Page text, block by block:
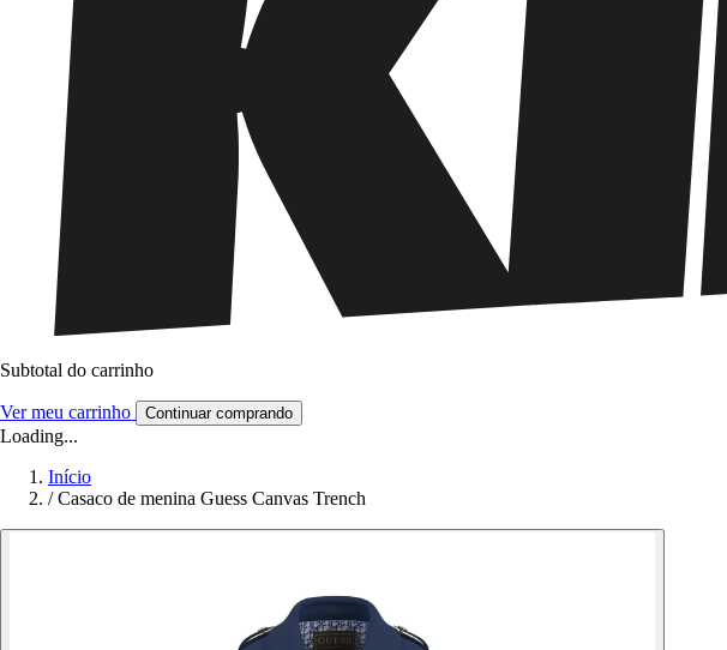
Subtotal do carrinho
Ver meu carrinho Continuar comprando
Loading...
Início
/ Casaco de menina Guess Canvas Trench